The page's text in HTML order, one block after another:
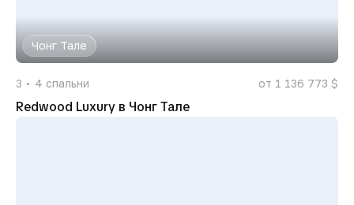
Чонг Тале
3 4 спальни от 1 136 773 $
Redwood Luxury в Чонг Тале